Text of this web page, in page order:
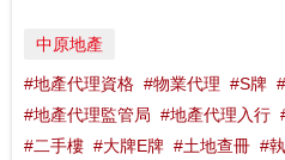
中原地產
#地產代理資格 #物業代理 #S牌
#地產代理監管局 #地產代理入行
#二手樓 #大牌E牌 #土地查冊 #